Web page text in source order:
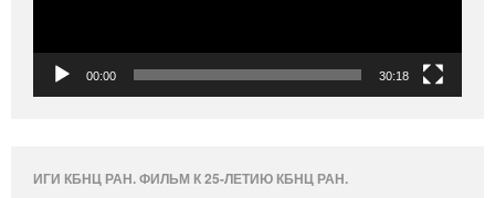
00:00 30:18
ИГИ КБНЦ РАН. ФИЛЬМ К 25-ЛЕТИЮ КБНЦ РАН.